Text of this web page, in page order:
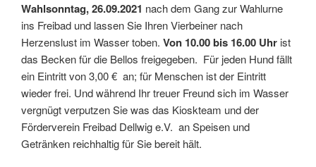
Wahlsonntag, 26.09.2021 nach dem Gang zur Wahlurne
ins Freibad und lassen Sie Ihren Vierbeiner nach
Herzenslust im Wasser toben. Von 10.00 bis 16.00 Uhr ist
das Becken für die Bellos freigegeben. Für jeden Hund fällt
ein Eintritt von 3,00 € an; für Menschen ist der Eintritt
wieder frei. Und während Ihr treuer Freund sich im Wasser
vergnügt verputzen Sie was das Kioskteam und der
Förderverein Freibad Dellwig e.V. an Speisen und
Getränken reichhaltig für Sie bereit hält.